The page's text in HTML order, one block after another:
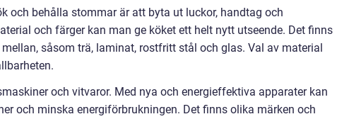
och behålla stommar är att byta ut luckor, handtag och
och färger kan man ge köket ett helt nytt utseende. Det finns
såsom trä, laminat, rostfritt stål och glas. Val av material
och vitvaror. Med nya och energieffektiva apparater kan
och minska energiförbrukningen. Det finns olika märken och